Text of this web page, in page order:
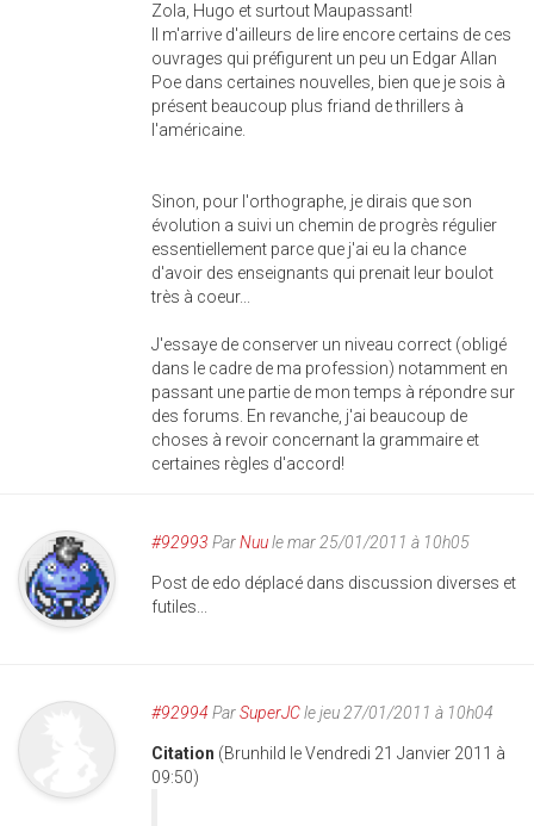
Zola, Hugo et surtout Maupassant!
Il m'arrive d'ailleurs de lire encore certains de ces
ouvrages qui préfigurent un peu un Edgar Allan
Poe dans certaines nouvelles, bien que je sois à
présent beaucoup plus friand de thrillers à
l'américaine.
Sinon, pour l'orthographe, je dirais que son
évolution a suivi un chemin de progrès régulier
essentiellement parce que j'ai eu la chance
d'avoir des enseignants qui prenait leur boulot
très à coeur...
J'essaye de conserver un niveau correct (obligé
dans le cadre de ma profession) notamment en
passant une partie de mon temps à répondre sur
des forums. En revanche, j'ai beaucoup de
choses à revoir concernant la grammaire et
certaines règles d'accord!
#92993 ParNuule mar 25/01/2011 à 10h05
Post de edo déplacé dans discussion diverses et
futiles...
#92994 ParSuperJCle jeu 27/01/2011 à 10h04
Citation (Brunhild le Vendredi 21 Janvier 2011 à
09:50)